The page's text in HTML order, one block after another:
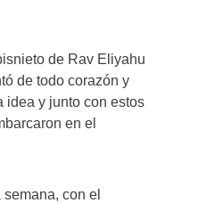
de Rav Eliyahu
de todo corazón y
idea y junto con estos
en el
con el